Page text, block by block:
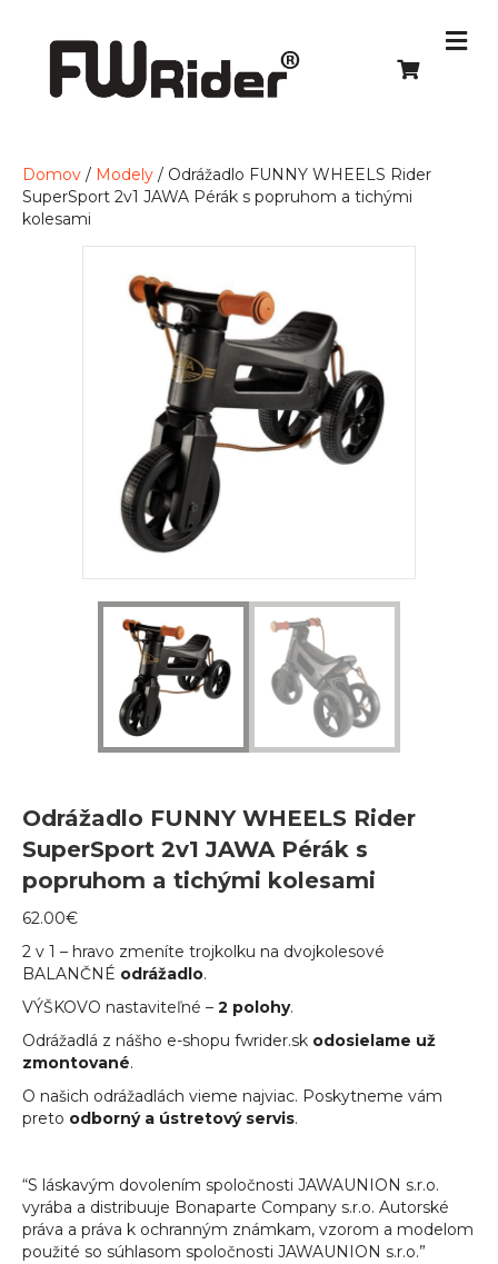
Domov / Modely / Odrážadlo FUNNY WHEELS Rider
SuperSport 2v1 JAWA Pérák s popruhom a tichými
kolesami
Odrážadlo FUNNY WHEELS Rider
SuperSport 2v1 JAWA Pérák s
popruhom a tichými kolesami
62.00€
2 v 1 – hravo zmeníte trojkolku na dvojkolesové
BALANČNÉ odrážadlo.
VÝŠKOVO nastaviteľné – 2 polohy.
Odrážadlá z nášho e-shopu fwrider.sk odosielame už
zmontované.
O našich odrážadlách vieme najviac. Poskytneme vám
preto odborný a ústretový servis.
“S láskavým dovolením spoločnosti JAWAUNION s.r.o.
vyrába a distribuuje Bonaparte Company s.r.o. Autorské
práva a práva k ochranným známkam, vzorom a modelom
použité so súhlasom spoločnosti JAWAUNION s.r.o.”